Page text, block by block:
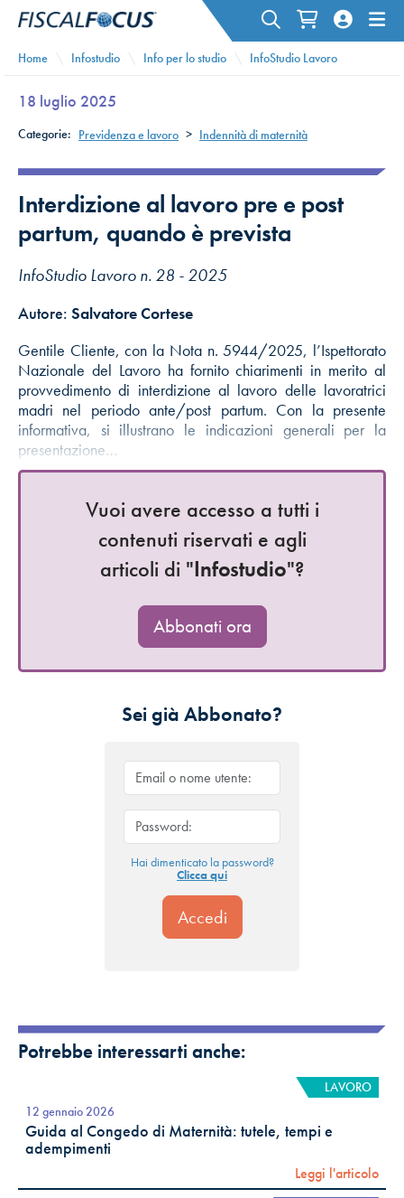
Home Infostudio Info per lo studio InfoStudio Lavoro
18 luglio 2025
Categorie: Previdenza e lavoro > Indennità di maternità
Interdizione al lavoro pre e post
partum, quando è prevista
InfoStudio Lavoro n. 28 - 2025
Autore: Salvatore Cortese
Gentile Cliente, con la Nota n. 5944/2025, l’Ispettorato
Nazionale del Lavoro ha fornito chiarimenti in merito al
provvedimento di interdizione al lavoro delle lavoratrici
madri nel periodo ante/post partum. Con la presente
informativa, si illustrano le indicazioni generali per la
presentazione…
Vuoi avere accesso a tutti i
contenuti riservati e agli
articoli di "Infostudio"?
Abbonati ora
Sei già Abbonato?
Hai dimenticato la password?
Clicca qui
Potrebbe interessarti anche:
LAVORO
12 gennaio 2026
Guida al Congedo di Maternità: tutele, tempi e
adempimenti
Leggi l'articolo